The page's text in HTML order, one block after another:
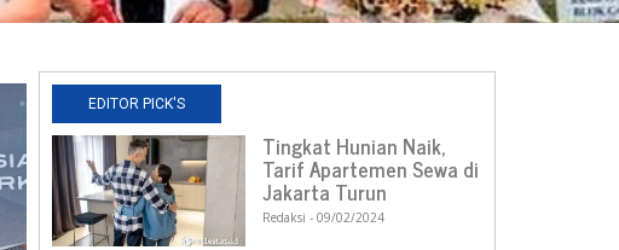
EDITOR PICK'S
Tingkat Hunian Naik,
Tarif Apartemen Sewa di
Jakarta Turun
Redaksi 09/02/2024